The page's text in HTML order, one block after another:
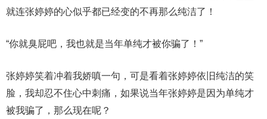
就连张婷婷的心似乎都已经变的不再那么纯洁了！
“你就臭屁吧，我也就是当年单纯才被你骗了！”
张婷婷笑着冲着我娇嗔一句，可是看着张婷婷依旧纯洁的笑
脸，我却忍不住心中刺痛，如果说当年张婷婷是因为单纯才
被我骗了，那么现在呢？